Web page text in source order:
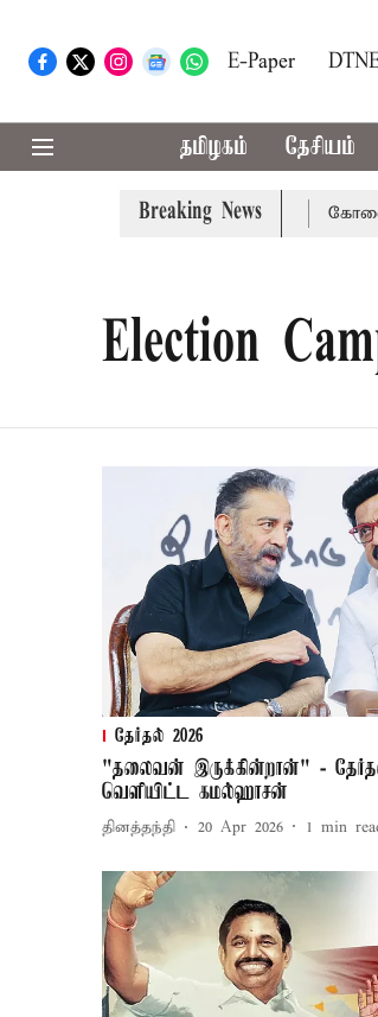
E-Paper
தமிழகம் தேசியம்
Breaking News
வழக்கை வாபஸ் பெற்றார் சங்கீதா கோவை,
Election
தேர்தல் 2026
"தலைவன் இருக்கின்றான்" -
வெளியிட்ட கமல்ஹாசன்
தினத்தந்தி 20 Apr 2026 1 min